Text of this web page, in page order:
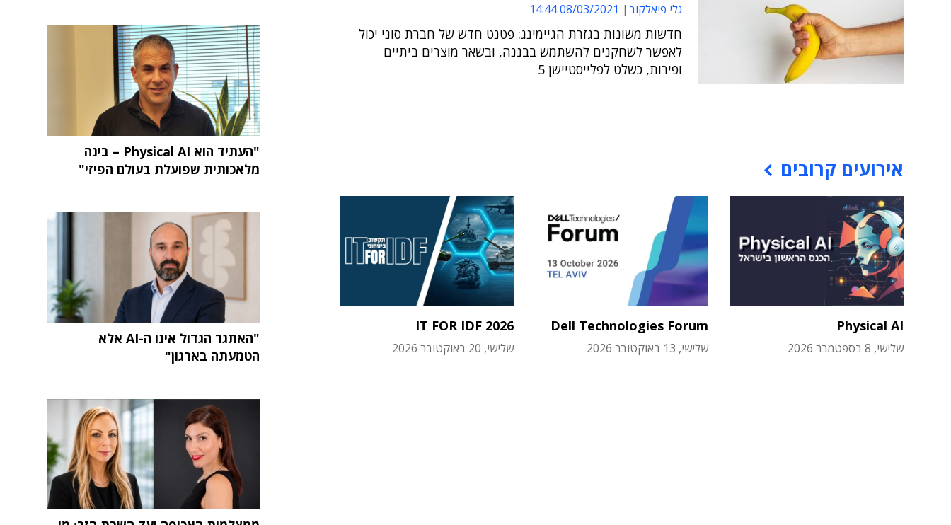
גלי פיאלקוב 08/03/2021 14:44
חדשות משונות בגזרת הגיימינג: פטנט חדש של חברת סוני יכול
לאפשר לשחקנים להשתמש בבננה, ובשאר מוצרים ביתיים
ופירות, כשלט לפלייסטיישן 5
אירועים קרובים
Physical AI
שלישי, 8 בספטמבר 2026
Dell Technologies Forum
שלישי, 13 באוקטובר 2026
IT FOR IDF 2026
שלישי, 20 באוקטובר 2026
"העתיד הוא Physical AI – בינה
מלאכותית שפועלת בעולם הפיזי"
"האתגר הגדול אינו ה-AI אלא
הטמעתה בארגון"